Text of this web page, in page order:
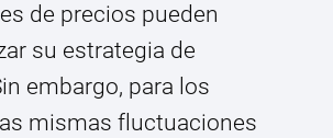
de precios pueden
su estrategia de
embargo, para los
mismas fluctuaciones